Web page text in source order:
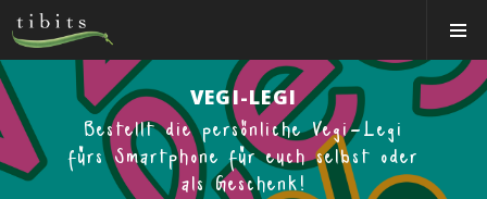
Tibits:
Home
Main
Navigation
ESSEN&TRINKEN
RESTAURANTS
NEWS
VEGI-LEGI
Bestellt die persönliche Vegi-Legi
fürs Smartphone für euch selbst oder
als Geschenk!